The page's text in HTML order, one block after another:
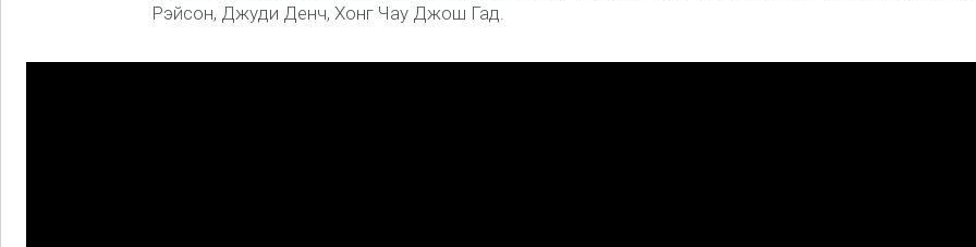
Рэйсон, Джуди Денч, Хонг Чау Джош Гад.